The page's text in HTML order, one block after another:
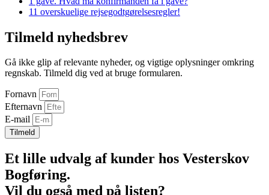
11 overskuelige rejsegodtgørelsesregler!
Tilmeld nyhedsbrev
Gå ikke glip af relevante nyheder, og vigtige oplysninger omkring
regnskab. Tilmeld dig ved at bruge formularen.
Fornavn
Efternavn
E-mail
Tilmeld
Et lille udvalg af kunder hos Vesterskov
Bogføring.
Vil du også med på listen?